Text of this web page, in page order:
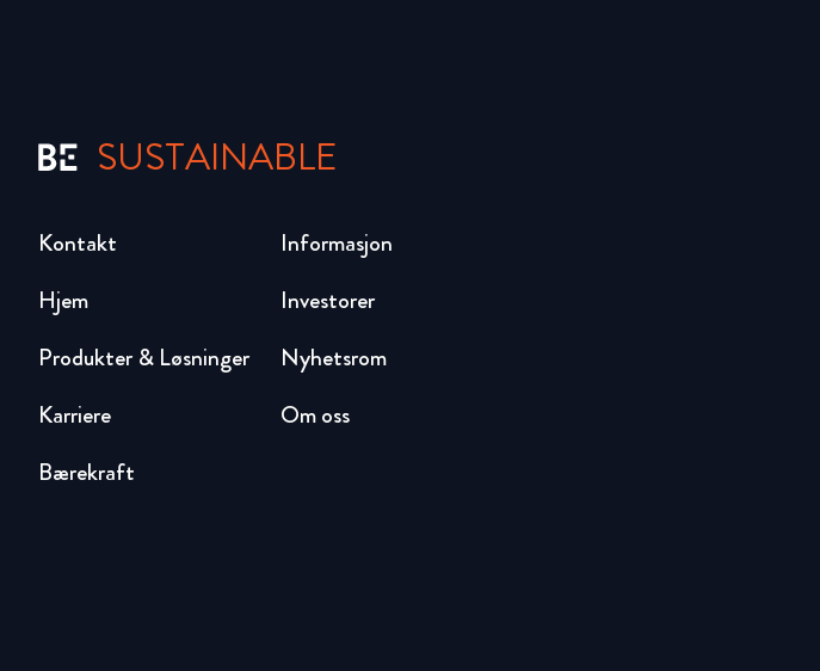
SUSTAINABLE
Hjem
Produkter & Løsninger
Karriere
Bærekraft
Investorer
Nyhetsrom
Om oss
Kontakt Informasjon